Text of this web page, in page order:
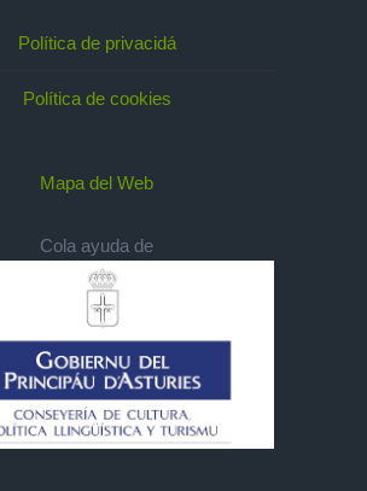
Política de privacidá
Política de cookies
Mapa del Web
Cola ayuda de